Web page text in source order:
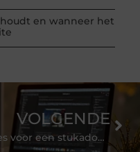
en wanneer het
VOLGENDE
Kies voor een stukadoor in Alphen aan den Rijn met lokale expertise